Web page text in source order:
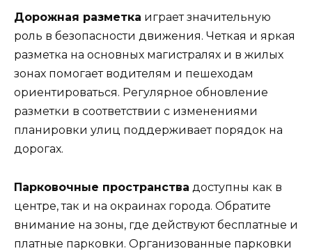
Дорожная разметка играет значительную
роль в безопасности движения. Четкая и яркая
разметка на основных магистралях и в жилых
зонах помогает водителям и пешеходам
ориентироваться. Регулярное обновление
разметки в соответствии с изменениями
планировки улиц поддерживает порядок на
дорогах.
Парковочные пространства доступны как в
центре, так и на окраинах города. Обратите
внимание на зоны, где действуют бесплатные и
платные парковки. Организованные парковки